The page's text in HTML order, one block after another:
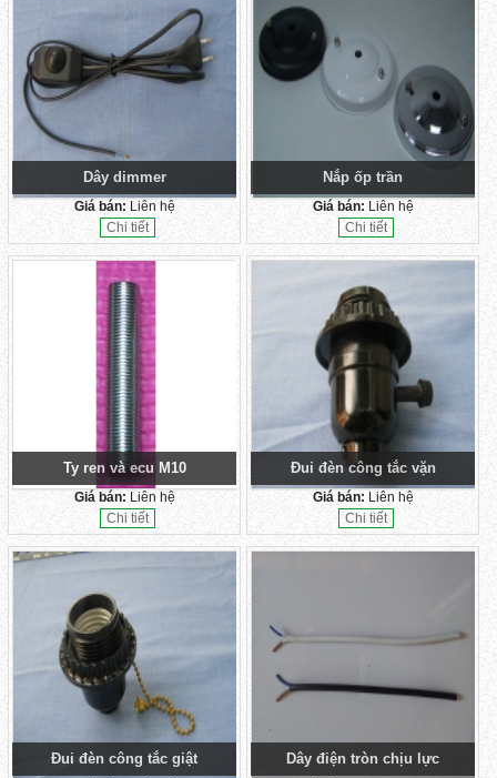
Dây dimmer
Giá bán: Liên hệ
Chi tiết
Nắp ốp trần
Giá bán: Liên hệ
Chi tiết
Ty ren và ecu M10
Giá bán: Liên hệ
Chi tiết
Đui đèn công tắc vặn
Giá bán: Liên hệ
Chi tiết
Đui đèn công tắc giật Dây điện tròn chịu lực